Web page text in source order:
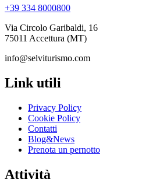
+39 334 8000800
Via Circolo Garibaldi, 16
75011 Accettura (MT)
info@selviturismo.com
Link utili
Privacy Policy
Cookie Policy
Contatti
Blog&News
Prenota un pernotto
Attività